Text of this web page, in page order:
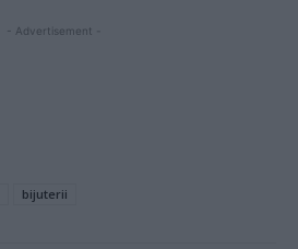
- Advertisement -
bijuterii